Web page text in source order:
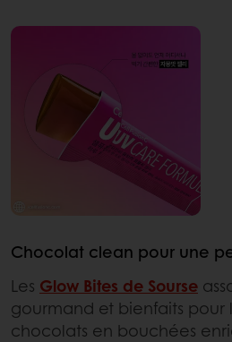
Chocolat clean pour une
Les Glow Bites de Sourse
gourmand et bienfaits pour
chocolats en bouchées